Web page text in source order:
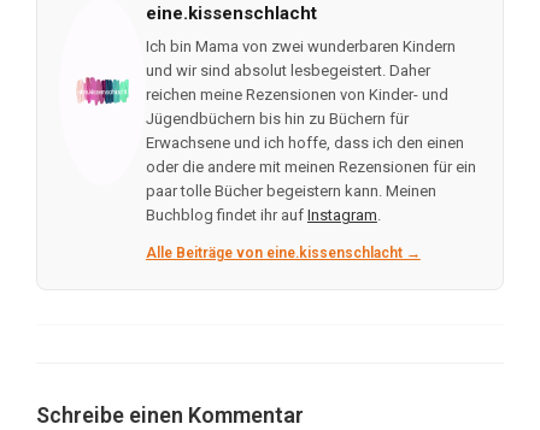
eine.kissenschlacht
Ich bin Mama von zwei wunderbaren Kindern
und wir sind absolut lesbegeistert. Daher
reichen meine Rezensionen von Kinder- und
Jügendbüchern bis hin zu Büchern für
Erwachsene und ich hoffe, dass ich den einen
oder die andere mit meinen Rezensionen für ein
paar tolle Bücher begeistern kann. Meinen
Buchblog findet ihr auf Instagram.
Alle Beiträge von eine.kissenschlacht →
Schreibe einen Kommentar